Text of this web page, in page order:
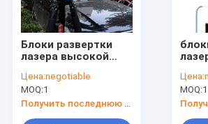
Блоки развертки
лазера высокой
TLS360 3D для
строя измерения
фасада
Цена:negotiable
MOQ:1
300m
Цена:
MOQ:1